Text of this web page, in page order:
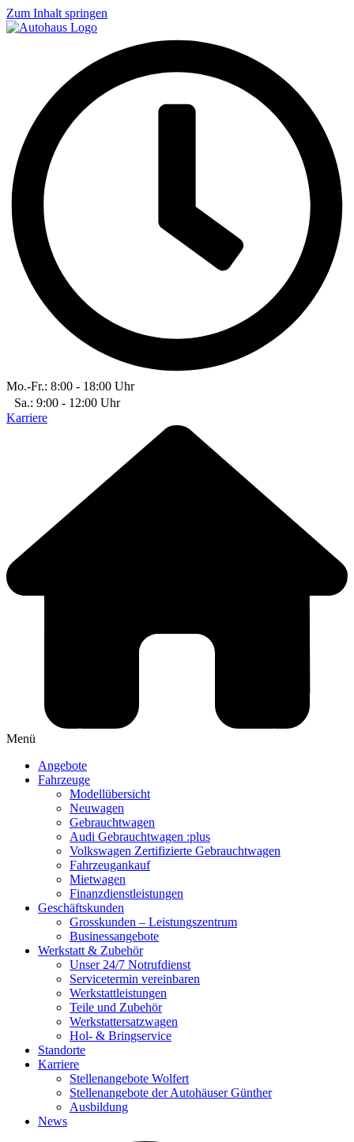
Zum Inhalt springen
Mo.-Fr.: 8:00 - 18:00 Uhr
Sa.: 9:00 - 12:00 Uhr
Karriere
Menü
Angebote
Fahrzeuge
Modellübersicht
Neuwagen
Gebrauchtwagen
Audi Gebrauchtwagen :plus
Volkswagen Zertifizierte Gebrauchtwagen
Fahrzeugankauf
Mietwagen
Finanzdienstleistungen
Geschäftskunden
Grosskunden – Leistungszentrum
Businessangebote
Werkstatt & Zubehör
Unser 24/7 Notrufdienst
Servicetermin vereinbaren
Werkstattleistungen
Teile und Zubehör
Werkstattersatzwagen
Hol- & Bringservice
Standorte
Karriere
Stellenangebote Wolfert
Stellenangebote der Autohäuser Günther
Ausbildung
News